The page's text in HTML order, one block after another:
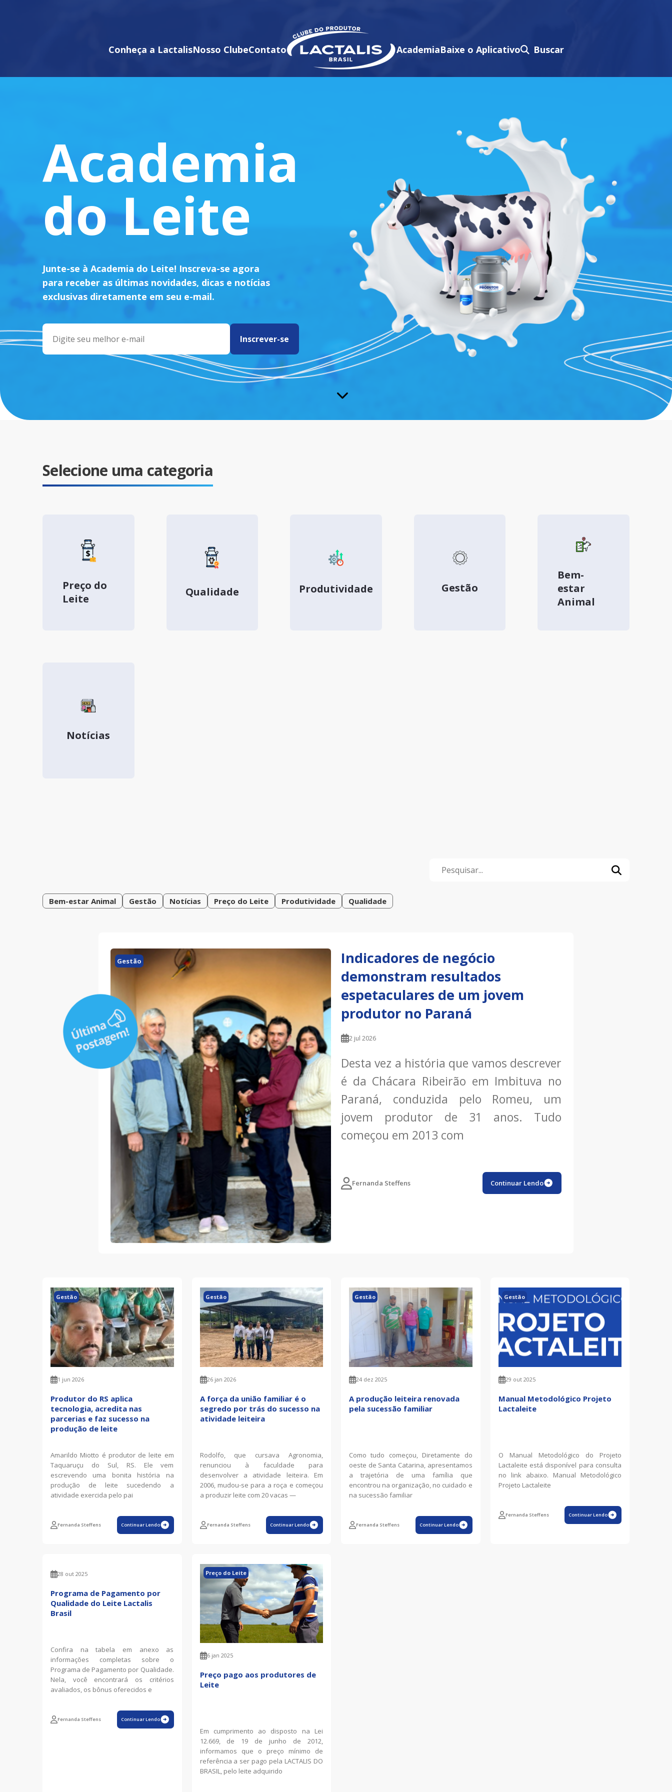
Conheça a LactalisNosso ClubeContato AcademiaBaixe o Aplicativo Buscar
Academia
do Leite
Junte-se à Academia do Leite! Inscreva-se agora
para receber as últimas novidades, dicas e notícias
exclusivas diretamente em seu e-mail.
Selecione uma categoria
Preço do
Leite
Qualidade Produtividade Gestão
Bem-
estar
Animal
Notícias
Bem-estar Animal Gestão Notícias Preço do Leite Produtividade Qualidade
Gestão
Indicadores de negócio
demonstram resultados
espetaculares de um jovem
produtor no Paraná
2 jul 2026
Desta vez a história que vamos descrever
é da Chácara Ribeirão em Imbituva no
Paraná, conduzida pelo Romeu, um
jovem produtor de 31 anos. Tudo
começou em 2013 com
Fernanda Steffens Continuar Lendo
Gestão
1 jun 2026
Produtor do RS aplica
tecnologia, acredita nas
parcerias e faz sucesso na
produção de leite
Amarildo Miotto é produtor de leite em
Taquaruçu do Sul, RS. Ele vem
escrevendo uma bonita história na
produção de leite sucedendo a
atividade exercida pelo pai
Fernanda Steffens Continuar Lendo
Gestão
26 jan 2026
A força da união familiar é o
segredo por trás do sucesso na
atividade leiteira
Rodolfo, que cursava Agronomia,
renunciou à faculdade para
desenvolver a atividade leiteira. Em
2006, mudou-se para a roça e começou
a produzir leite com 20 vacas —
Fernanda Steffens Continuar Lendo
Gestão
24 dez 2025
A produção leiteira renovada
pela sucessão familiar
Como tudo começou, Diretamente do
oeste de Santa Catarina, apresentamos
a trajetória de uma família que
encontrou na organização, no cuidado e
na sucessão familiar
Fernanda Steffens Continuar Lendo
Gestão
29 out 2025
Manual Metodológico Projeto
Lactaleite
O Manual Metodológico do Projeto
Lactaleite está disponível para consulta
no link abaixo. Manual Metodológico
Projeto Lactaleite
Fernanda Steffens Continuar Lendo
28 out 2025
Programa de Pagamento por
Qualidade do Leite Lactalis
Brasil
Confira na tabela em anexo as
informações completas sobre o
Programa de Pagamento por Qualidade.
Nela, você encontrará os critérios
avaliados, os bônus oferecidos e
Fernanda Steffens Continuar Lendo
Preço do Leite
6 jan 2025
Preço pago aos produtores de
Leite
Em cumprimento ao disposto na Lei
12.669, de 19 de junho de 2012,
informamos que o preço mínimo de
referência a ser pago pela LACTALIS DO
BRASIL, pelo leite adquirido